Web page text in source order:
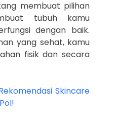
membuat pilihan
tubuh kamu
dengan baik.
yang sehat, kamu
fisik dan secara
Skincare